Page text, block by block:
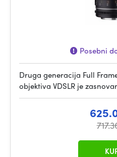
Posebni
Druga generacija Full
objektiva VDSLR je